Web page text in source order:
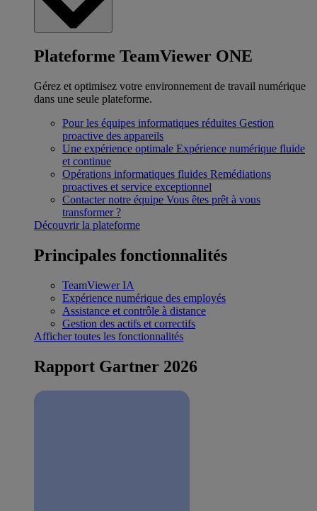
Plateforme TeamViewer ONE
Gérez et optimisez votre environnement de travail numérique
dans une seule plateforme.
Pour les équipes informatiques réduites Gestion
proactive des appareils
Une expérience optimale Expérience numérique fluide
et continue
Opérations informatiques fluides Remédiations
proactives et service exceptionnel
Contacter notre équipe Vous êtes prêt à vous
transformer ?
Découvrir la plateforme
Principales fonctionnalités
TeamViewer IA
Expérience numérique des employés
Assistance et contrôle à distance
Gestion des actifs et correctifs
Afficher toutes les fonctionnalités
Rapport Gartner 2026